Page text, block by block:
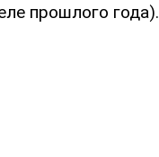
прошлого года).